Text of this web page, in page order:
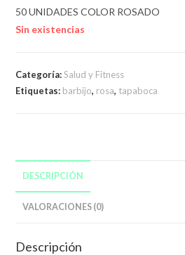
50 UNIDADES COLOR ROSADO
Sin existencias
Categoría:Salud y Fitness
Etiquetas: barbijo, rosa, tapaboca
DESCRIPCIÓN
VALORACIONES (0)
Descripción